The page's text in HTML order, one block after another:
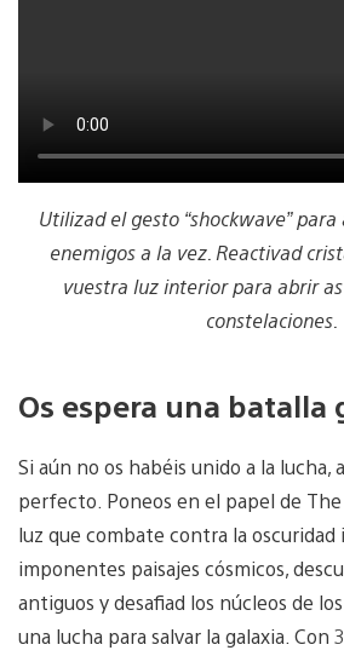
Utilizad el gesto “shockwave”
enemigos a la vez. Reactivad
vuestra luz interior para abrir
constelaciones.
Os espera una batalla
Si aún no os habéis unido a la lucha,
perfecto. Poneos en el papel de The
luz que combate contra la oscuridad
imponentes paisajes cósmicos,
antiguos y desafiad los núcleos de
una lucha para salvar la galaxia. Con